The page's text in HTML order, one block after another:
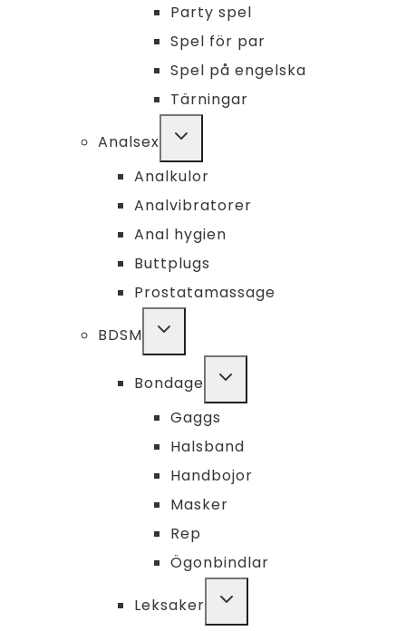
Party spel
Spel för par
Spel på engelska
Tärningar
Analsex
TOGGLE
MENU
Analkulor
Analvibratorer
Anal hygien
Buttplugs
Prostatamassage
BDSM
TOGGLE
MENU
Bondage
TOGGLE
MENU
Gaggs
Halsband
Handbojor
Masker
Rep
Ögonbindlar
Leksaker
TOGGLE
MENU